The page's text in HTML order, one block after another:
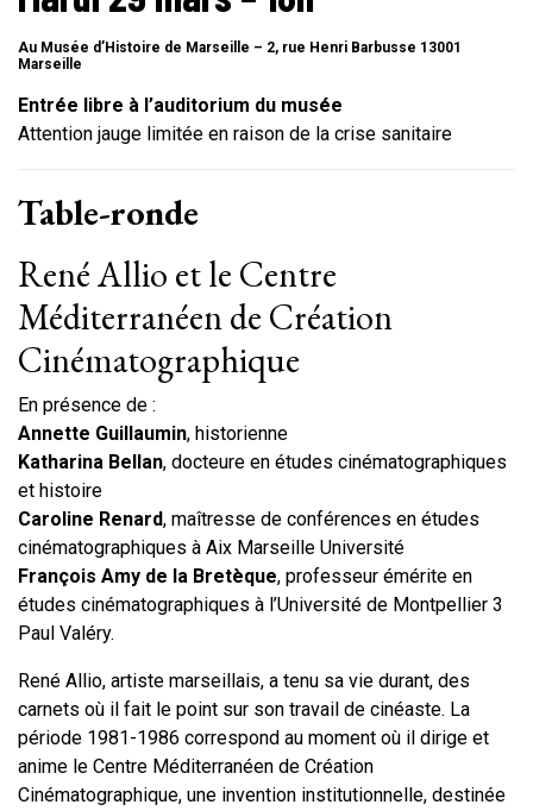
Au Musée d’Histoire de Marseille – 2, rue Henri Barbusse 13001
Marseille
Entrée libre à l’auditorium du musée
Attention jauge limitée en raison de la crise sanitaire
Table-ronde
René Allio et le Centre
Méditerranéen de Création
Cinématographique
En présence de :
Annette Guillaumin, historienne
Katharina Bellan, docteure en études cinématographiques
et histoire
Caroline Renard, maîtresse de conférences en études
cinématographiques à Aix Marseille Université
François Amy de la Bretèque, professeur émérite en
études cinématographiques à l’Université de Montpellier 3
Paul Valéry.
René Allio, artiste marseillais, a tenu sa vie durant, des
carnets où il fait le point sur son travail de cinéaste. La
période 1981-1986 correspond au moment où il dirige et
anime le Centre Méditerranéen de Création
Cinématographique, une invention institutionnelle, destinée